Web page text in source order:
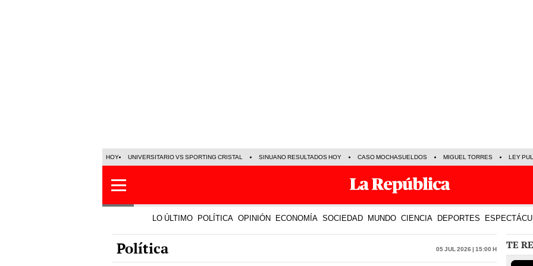
HOY UNIVERSITARIO VS SPORTING CRISTAL SINUANO RESULTADOS HOY CASO MOCHASUELDOS MIGUEL TORRES LEY
LO ÚLTIMO POLÍTICA OPINIÓN ECONOMÍA SOCIEDAD MUNDO CIENCIA DEPORTES
Política 05 Jul 2026 | 15:00 h TE